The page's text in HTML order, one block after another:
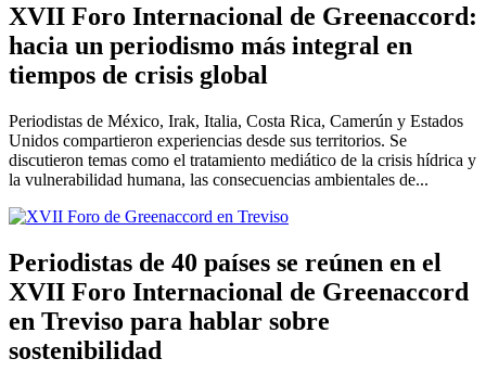
XVII Foro Internacional de Greenaccord:
hacia un periodismo más integral en
tiempos de crisis global
Periodistas de México, Irak, Italia, Costa Rica, Camerún y Estados
Unidos compartieron experiencias desde sus territorios. Se
discutieron temas como el tratamiento mediático de la crisis hídrica y
la vulnerabilidad humana, las consecuencias ambientales de...
Periodistas de 40 países se reúnen en el
XVII Foro Internacional de Greenaccord
en Treviso para hablar sobre
sostenibilidad